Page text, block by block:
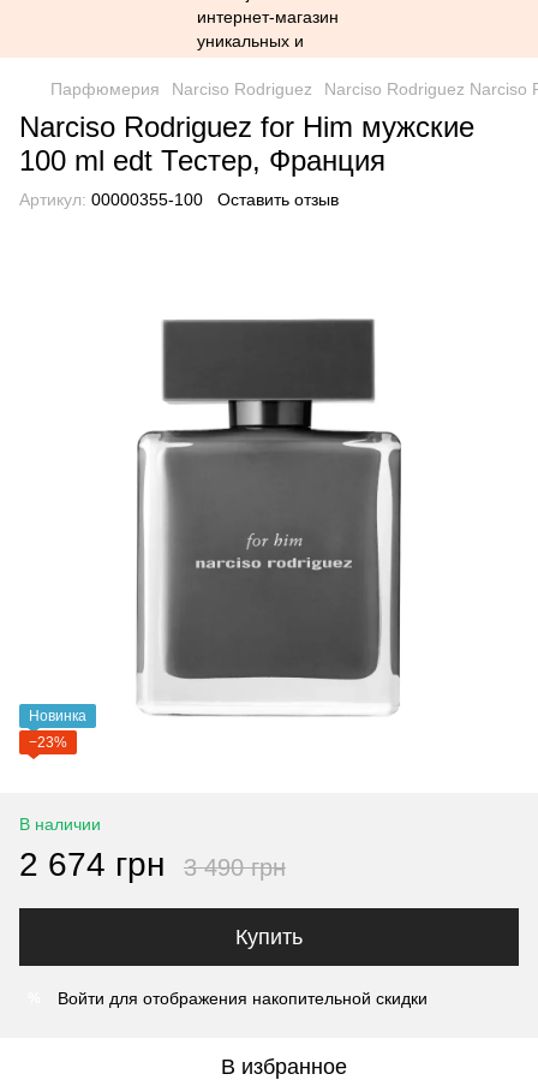
Парфюмерия Narciso Rodriguez Narciso Rodriguez Narciso
Narciso Rodriguez for Him мужские
100 ml edt Тестер, Франция
Артикул: 00000355-100 Оставить отзыв
Новинка
−23%
В наличии
2 674 грн 3 490 грн
Купить
Войти для отображения накопительной скидки
В избранное